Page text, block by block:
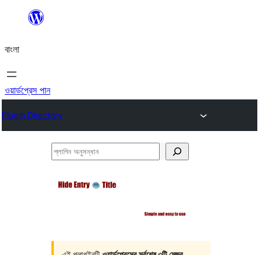
যান
বাংলা
ওয়ার্ডপ্রেস পান
Plugin Directory
প্লাগিন